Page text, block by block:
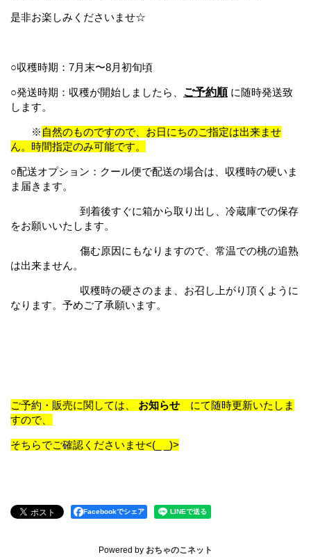
是非お楽しみくださいませ☆
○収穫時期：7月末〜8月初旬頃
○発送時期：収穫が開始しましたら、 ご予約順 に随時発送致
します。
※ 自然のものですので、お日にちのご指定は出来ませ
ん。時間指定のみ可能です。
○配送オプション：クール便で配送の場合は、収穫時の硬いま
ま届きます。
到着後すぐに箱から取り出し、冷蔵庫での保存
をお願いいたします。
傷む原因にもなりますので、常温での桃の追熟
は出来ません。
収穫時の硬さのまま、お召し上がり頂くように
なります。予めご了承願います。
ご予約・販売に関しては、 お知らせ にて随時更新いたしま
すので、
そちらでご確認くださいませ<(_ _)>
Facebookでシェア
Powered by おちゃのこネット